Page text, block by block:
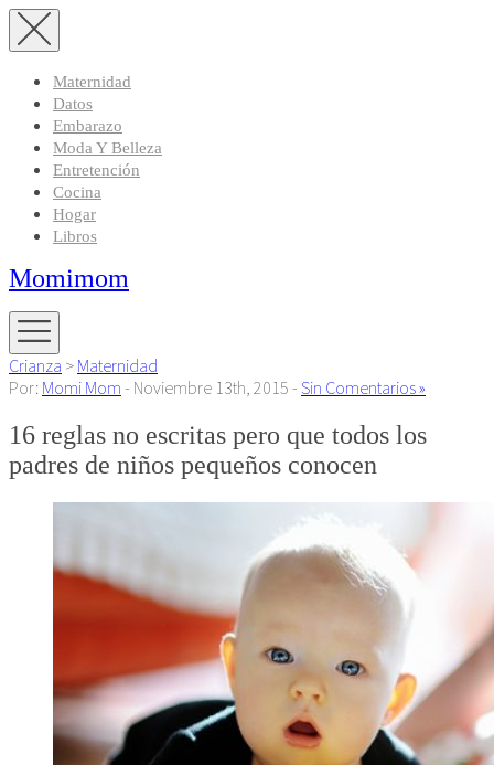
Maternidad
Datos
Embarazo
Moda Y Belleza
Entretención
Cocina
Hogar
Libros
Momimom
Crianza > Maternidad
Por: Momi Mom - Noviembre 13th, 2015 - Sin Comentarios »
16 reglas no escritas pero que todos los
padres de niños pequeños conocen